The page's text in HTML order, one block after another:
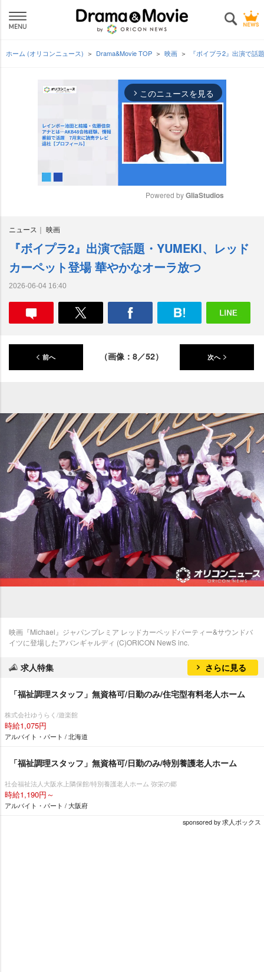
ホーム (オリコンニュース) Drama&Movie TOP 映画 『ボイプラ2』出演で話
arrow_forward_ios このニュースを見る
e
Powered by GliaStudios
ニュース 映画
『ボイプラ2』出演で話題・YUMEKI、レッド
カーペット登場 華やかなオーラ放つ
2026-06-04 16:40
前へ （画像：8／52） 次へ
映画『Michael』ジャパンプレミア レッドカーペッドパーティー&サウンドバ
イツに登場したアバンギャルディ (C)ORICON NewS inc.
求人特集 さらに見る
「福祉調理スタッフ」無資格可/日勤のみ/住宅型有料老人ホーム
株式会社ゆうらく/遊楽館
時給1,075円
アルバイト・パート / 北海道
「福祉調理スタッフ」無資格可/日勤のみ/特別養護老人ホーム
社会福祉法人大阪水上隣保館/特別養護老人ホーム 弥栄の郷
時給1,190円～
アルバイト・パート / 大阪府
sponsored by 求人ボックス